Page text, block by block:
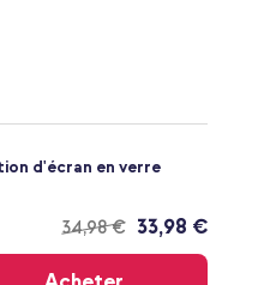
d'écran en verre
34,98 €
Livraison
33,98 €